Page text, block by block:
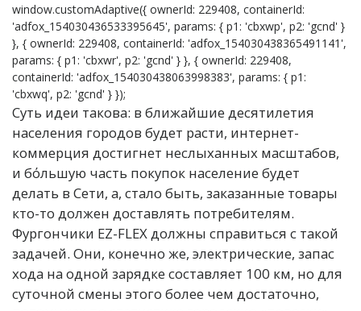
window.customAdaptive({ ownerId: 229408, containerId:
'adfox_154030436533395645', params: { p1: 'cbxwp', p2: 'gcnd' }
}, { ownerId: 229408, containerId: 'adfox_154030438365491141',
params: { p1: 'cbxwr', p2: 'gcnd' } }, { ownerId: 229408,
containerId: 'adfox_154030438063998383', params: { p1:
'cbxwq', p2: 'gcnd' } });
Суть идеи такова: в ближайшие десятилетия
населения городов будет расти, интернет-
коммерция достигнет неслыханных масштабов,
и бόльшую часть покупок население будет
делать в Сети, а, стало быть, заказанные товары
кто-то должен доставлять потребителям.
Фургончики EZ-FLEX должны справиться с такой
задачей. Они, конечно же, электрические, запас
хода на одной зарядке составляет 100 км, но для
суточной смены этого более чем достаточно,